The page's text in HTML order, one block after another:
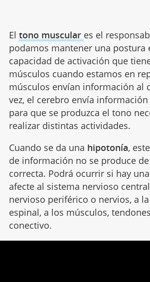
El tono muscular es el
podamos mantener una postura
capacidad de activación que
músculos cuando estamos en
músculos envían información al
vez, el cerebro envía
para que se produzca el tono
realizar distintas actividades.
Cuando se da una hipotonía,
de información no se produce
correcta. Podrá ocurrir si hay
afecte al sistema nervioso
nervioso periférico o nervios, a la
espinal, a los músculos,
conectivo.